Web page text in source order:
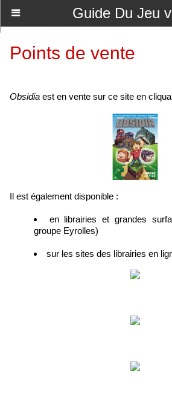
Guide Du Jeu
Points de vente
Obsidia est en vente sur ce site en
Il est également disponible :
en librairies et grandes
groupe Eyrolles)
sur les sites des librairies en